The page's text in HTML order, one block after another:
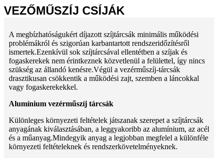
VEZŐMŰSZÍJ CSÍJÁK
A megbízhatóságukért díjazott szíjtárcsák minimális működési
problémákról és szigorúan karbantartott rendszeridőzítésről
ismertek.Ezenkívül sok szíjtárcsával ellentétben a szíjak és
fogaskerekek nem érintkeznek közvetlenül a felülettel, így nincs
szükség az állandó kenésre.Végül a vezérműszíj-tárcsák
drasztikusan csökkentik a működési zajt, szemben a láncokkal
vagy fogaskerekekkel.
Alumínium vezérműszíj tárcsák
Különleges környezeti feltételek játszanak szerepet a szíjtárcsák
anyagának kiválasztásában, a leggyakoribb az alumínium, az acél
és a műanyag.Mindegyik anyag a legjobban megfelel a különféle
környezeti feltételeknek és rendszerkövetelményeknek.